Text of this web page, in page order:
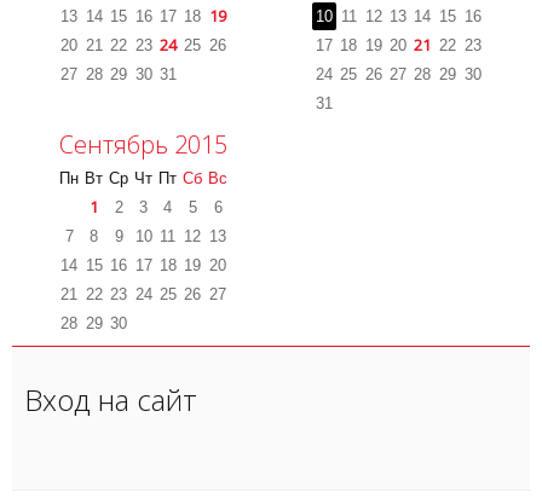
13 14 15 16 17 18 19
20 21 22 23 24 25 26
27 28 29 30 31
10 11 12 13 14 15 16
17 18 19 20 21 22 23
24 25 26 27 28 29 30
31
Сентябрь 2015
Пн Вт Ср Чт Пт Сб Вс
1 2 3 4 5
6
7
8 9 10 11 12 13
14 15 16 17 18 19 20
21 22 23 24 25 26 27
28 29 30
Вход на сайт